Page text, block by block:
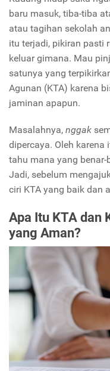
baru masuk, tiba-tiba
atau tagihan sekolah
itu terjadi, pikiran pasti
keluar gimana. Mau
satunya yang
Agunan (KTA) karena
jaminan apapun.
Masalahnya, nggak
dipercaya. Oleh karena
tahu mana yang
Jadi, sebelum
ciri KTA yang baik dan
Apa Itu KTA dan
yang Aman?